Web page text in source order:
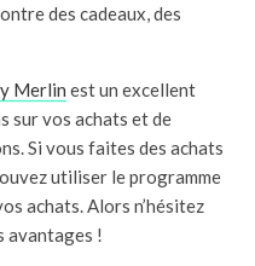
des cadeaux, des
Merlin est un excellent
sur vos achats et de
Si vous faites des achats
utiliser le programme
achats. Alors n’hésitez
avantages !